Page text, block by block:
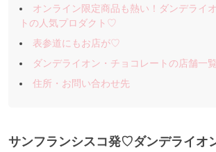
オンライン限定商品も熱い！ダンデライ
トの人気プロダクト♡
表参道にもお店が♡
ダンデライオン・チョコレートの店舗一覧
住所・お問い合わせ先
サンフランシスコ発♡ダンデライオ